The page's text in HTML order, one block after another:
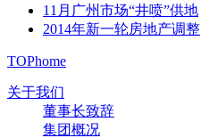
11月广州市场“井喷”供地
2014年新一轮房地产调整
TOPhome
关于我们
董事长致辞
集团概况